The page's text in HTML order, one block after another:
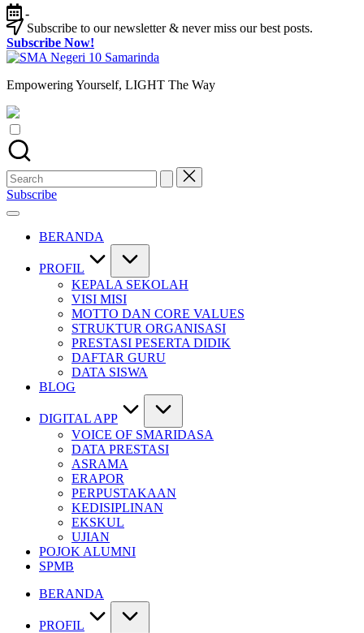
Skip
to
content
-
Subscribe to our newsletter & never miss our best posts.
Subscribe Now!
10
Empowering Yourself, LIGHT The Way
Search
for:
Subscribe
BERANDA
PROFIL
KEPALA SEKOLAH
VISI MISI
MOTTO DAN CORE VALUES
STRUKTUR ORGANISASI
PRESTASI PESERTA DIDIK
DAFTAR GURU
DATA SISWA
BLOG
DIGITAL APP
VOICE OF SMARIDASA
DATA PRESTASI
ASRAMA
ERAPOR
PERPUSTAKAAN
KEDISIPLINAN
EKSKUL
UJIAN
POJOK ALUMNI
SPMB
BERANDA
PROFIL